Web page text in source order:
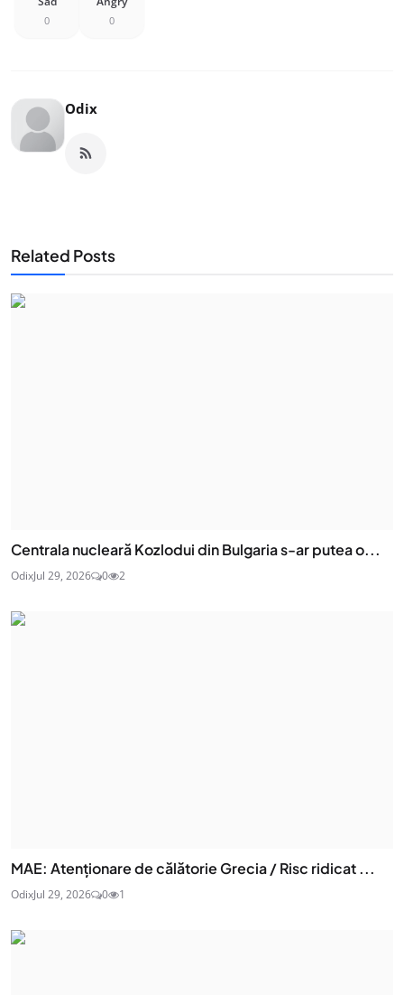
0 0
Odix
Related Posts
Centrala nucleară Kozlodui din Bulgaria s-ar putea o...
OdixJul 29, 2026 0 2
MAE: Atenţionare de călătorie Grecia / Risc ridicat ...
OdixJul 29, 2026 0 1